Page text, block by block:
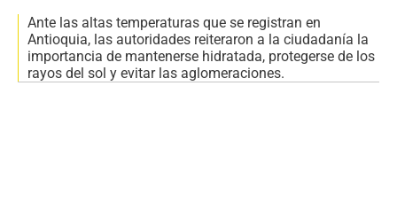
Ante las altas temperaturas que se registran en
Antioquia, las autoridades reiteraron a la ciudadanía la
importancia de mantenerse hidratada, protegerse de los
rayos del sol y evitar las aglomeraciones.